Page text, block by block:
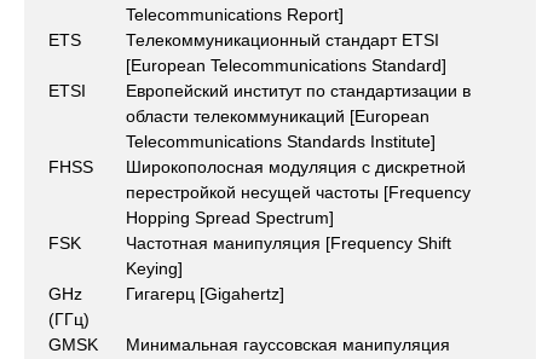
Telecommunications Report]
ETS
Телекоммуникационный стандарт ETSI
[European Telecommunications Standard]
ETSI
Европейский институт по стандартизации в
области телекоммуникаций [European
Telecommunications Standards Institute]
FHSS
Широкополосная модуляция с дискретной
перестройкой несущей частоты [Frequency
Hopping Spread Spectrum]
FSK
Частотная манипуляция [Frequency Shift
Keying]
GHz
(ГГц)
Гигагерц [Gigahertz]
GMSK
Минимальная гауссовская манипуляция